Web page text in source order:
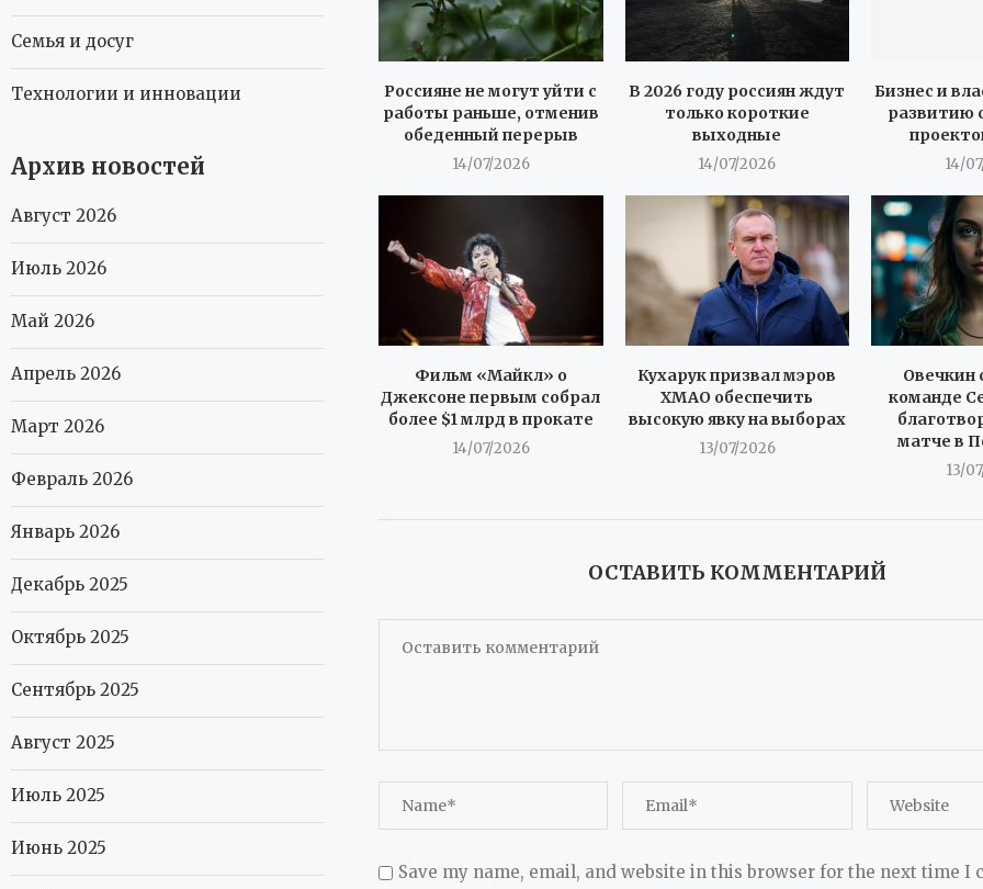
Россияне не могут уйти с
работы раньше, отменив
обеденный перерыв
14/07/2026
В 2026 году россиян ждут
только короткие
выходные
14/07/2026
Бизнес и
развитию
14/
Фильм «Майкл» о
Джексоне первым собрал
более $1 млрд в прокате
14/07/2026
Кухарук призвал мэров
ХМАО обеспечить
высокую явку на выборах
13/07/2026
Овечкин
команде
матче в
13/
ОСТАВИТЬ КОММЕНТАРИЙ
Save my name, email, and website in this browser for the next time I
Семья и досуг
Технологии и инновации
Архив новостей
Август 2026
Июль 2026
Май 2026
Апрель 2026
Март 2026
Февраль 2026
Январь 2026
Декабрь 2025
Октябрь 2025
Сентябрь 2025
Август 2025
Июль 2025
Июнь 2025